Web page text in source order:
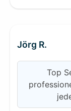
Jörg R.
Top